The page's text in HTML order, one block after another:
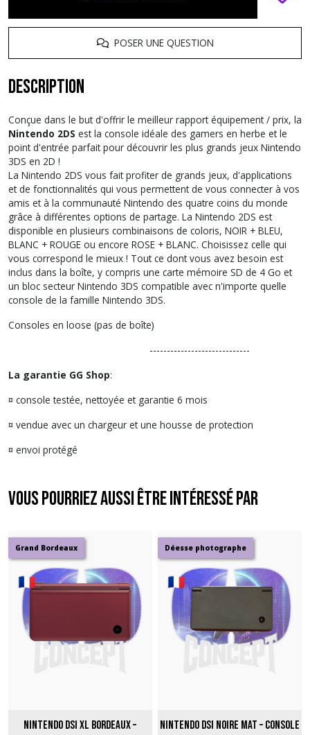
POSER UNE QUESTION
Description
Conçue dans le but d'offrir le meilleur rapport équipement / prix, la
Nintendo 2DS est la console idéale des gamers en herbe et le
point d'entrée parfait pour découvrir les plus grands jeux Nintendo
3DS en 2D !
La Nintendo 2DS vous fait profiter de grands jeux, d'applications
et de fonctionnalités qui vous permettent de vous connecter à vos
amis et à la communauté Nintendo des quatre coins du monde
grâce à différentes options de partage. La Nintendo 2DS est
disponible en plusieurs combinaisons de coloris, NOIR + BLEU,
BLANC + ROUGE ou encore ROSE + BLANC. Choisissez celle qui
vous correspond le mieux ! Tout ce dont vous avez besoin est
inclus dans la boîte, y compris une carte mémoire SD de 4 Go et
un bloc secteur Nintendo 3DS compatible avec n'importe quelle
console de la famille Nintendo 3DS.
Consoles en loose (pas de boîte)
-----------------------------
La garantie GG Shop:
¤ console testée, nettoyée et garantie 6 mois
¤ vendue avec un chargeur et une housse de protection
¤ envoi protégé
Vous pourriez aussi être intéressé par
Grand Bordeaux
Nintendo DSi XL Bordeaux –
Déesse photographe
Nintendo DSi Noire Mat – Console